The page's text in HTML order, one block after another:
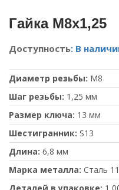
Гайка М8х1,25
Доступность: В
Диаметр резьбы: М8
Шаг резьбы: 1,25 мм
Размер ключа: 13 мм
Шестигранник: S13
Длина: 6,8 мм
Марка металла: Сталь